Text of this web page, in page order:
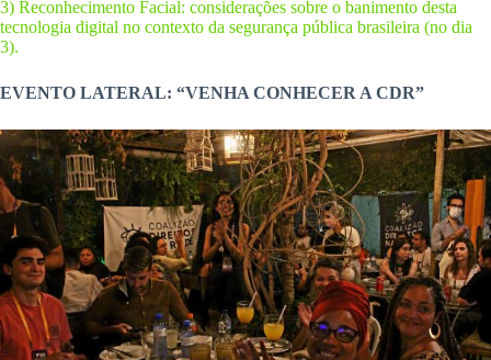
3) Reconhecimento Facial: considerações sobre o banimento desta
tecnologia digital no contexto da segurança pública brasileira (no dia
3).
EVENTO LATERAL: “VENHA CONHECER A CDR”